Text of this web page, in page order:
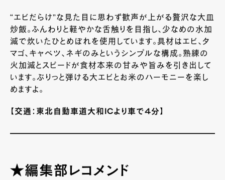
“エビだらけ”な見た目に思わず歓声が上がる贅沢な大皿
炒飯。ふんわりと軽やかな舌触りを目指し、少なめの水加
減で炊いたひとめぼれを使用しています。具材はエビ、タ
マゴ、キャベツ、ネギのみというシンプルな構成。熟練の
火加減とスピードが食材本来の甘みや旨みを引き出して
います。ぶりっと弾ける大エビとお米のハーモニーを楽し
めますよ。
【交通：東北自動車道大和ICより車で４分】
★編集部レコメンド